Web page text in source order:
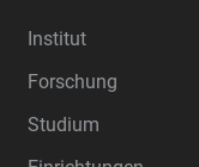
Institut
Forschung
Studium